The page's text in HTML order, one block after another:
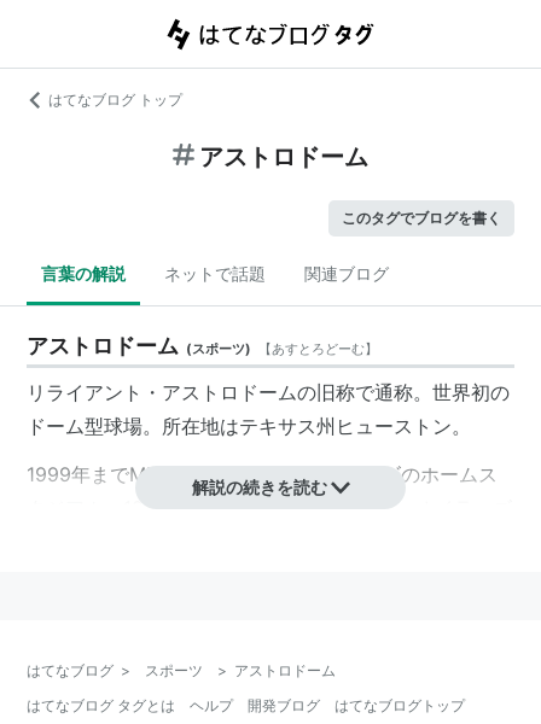
はてなブログ トップ
アストロドーム
このタグでブログを書く
言葉の解説 ネットで話題 関連ブログ
アストロドーム (スポーツ) 【あすとろどーむ】
リライアント・アストロドームの旧称で通称。世界初の
ドーム型球場。所在地はテキサス州ヒューストン。
1999年までMLBヒューストン・アストロズのホームス
タジアム。1997年までのNFLヒューストン・オイラーズ
とを知り、そこから着想を得たとされる。
完成当時は天然芝を使用していたが、太陽光の欠如から
解説の続きを読む
はてなブログ > スポーツ > アストロドーム
はてなブログ タグとは
ヘルプ 開発ブログ
はてなブログトップ